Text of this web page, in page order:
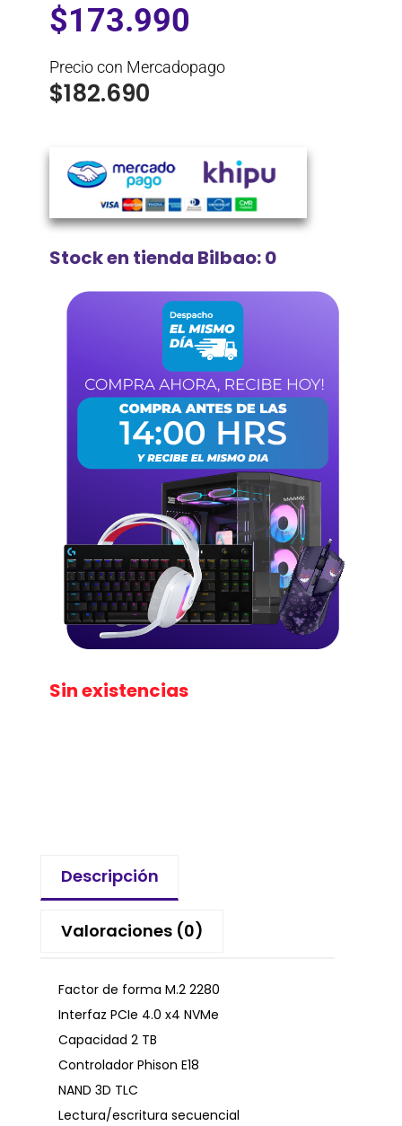
$173.990
Precio con Mercadopago
$182.690
Stock en tienda Bilbao: 0
Sin existencias
Descripción
Valoraciones (0)
Factor de forma M.2 2280
Interfaz PCIe 4.0 x4 NVMe
Capacidad 2 TB
Controlador Phison E18
NAND 3D TLC
Lectura/escritura secuencial